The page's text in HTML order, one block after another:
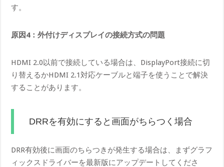
す。
原因4：外付けディスプレイの接続方式の問題
HDMI 2.0以前で接続している場合は、DisplayPort接続に切
り替えるかHDMI 2.1対応ケーブルと端子を使うことで解決
することがあります。
DRRを有効にすると画面がちらつく場合
DRR有効後に画面のちらつきが発生する場合は、まずグラフ
ィックスドライバーを最新版にアップデートしてくださ